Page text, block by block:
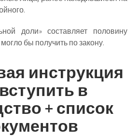
доли» составляет половину
бы получить по закону.
инструкция
в
+ список